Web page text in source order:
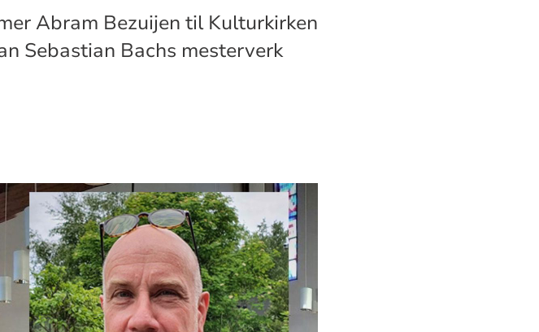
Abram Bezuijen til Kulturkirken
Sebastian Bachs mesterverk